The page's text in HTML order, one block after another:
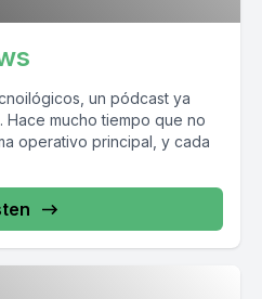
un pódcast ya
mucho tiempo que no
operativo principal, y cada